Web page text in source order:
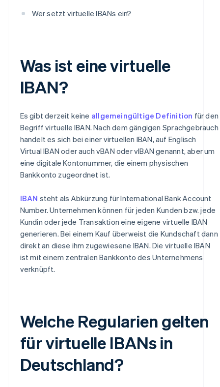
Wer setzt virtuelle IBANs ein?
Was ist eine virtuelle
IBAN?
Es gibt derzeit keine allgemeingültige Definition für den
Begriff virtuelle IBAN. Nach dem gängigen Sprachgebrauch
handelt es sich bei einer virtuellen IBAN, auf Englisch
Virtual IBAN oder auch vBAN oder vIBAN genannt, aber um
eine digitale Kontonummer, die einem physischen
Bankkonto zugeordnet ist.
IBAN steht als Abkürzung für International Bank Account
Number. Unternehmen können für jeden Kunden bzw. jede
Kundin oder jede Transaktion eine eigene virtuelle IBAN
generieren. Bei einem Kauf überweist die Kundschaft dann
direkt an diese ihm zugewiesene IBAN. Die virtuelle IBAN
ist mit einem zentralen Bankkonto des Unternehmens
verknüpft.
Welche Regularien gelten
für virtuelle IBANs in
Deutschland?